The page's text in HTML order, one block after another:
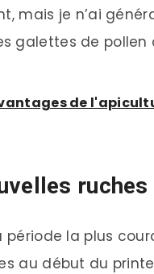
mais je n’ai
galettes de
de
ruches
période la plus
au début du